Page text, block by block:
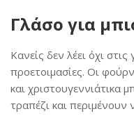
Γλάσο για
Κανείς δεν λέει όχι στις
προετοιμασίες. Οι
και χριστουγεννιάτικα
τραπέζι και περιμένουν